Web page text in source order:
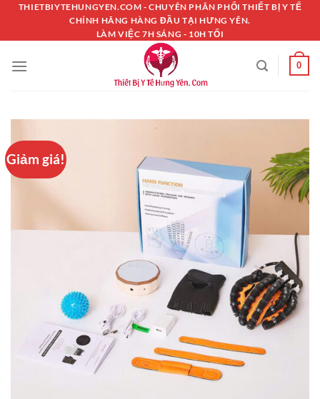
Chuyển
nội
dung
THIETBIYTEHUNGYEN.COM - CHUYÊN PHÂN PHỐI THIẾT BỊ Y TẾ
CHÍNH HÃNG HÀNG ĐẦU TẠI HƯNG YÊN.
LÀM VIỆC 7H SÁNG - 10H TỐI
0
Giảm giá!